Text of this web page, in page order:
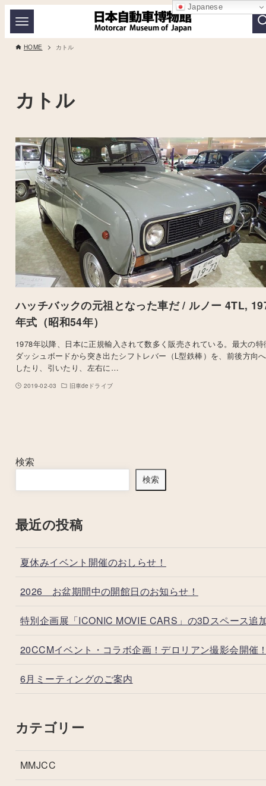
HOME カトル
カトル
ハッチバックの元祖となった車だ / ルノー 4TL,
年式（昭和54年）
1978年以降、日本に正規輸入されて数多く販売されている。最大の特
ダッシュボードから突き出たシフトレバー（L型鉄棒）を、前後方向
したり、引いたり、左右に…
2019-02-03 旧車deドライブ
検索
検索
最近の投稿
夏休みイベント開催のおしらせ！
2026 お盆期間中の開館日のお知らせ！
特別企画展「ICONIC MOVIE CARS」の3Dスペース追
20CCMイベント・コラボ企画！デロリアン撮影会開催
6月ミーティングのご案内
カテゴリー
MMJCC
Japanese